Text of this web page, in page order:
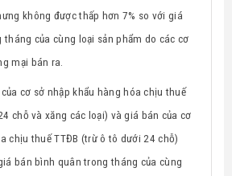
không được thấp hơn 7% so với giá
tháng của cùng loại sản phẩm do các cơ
mại bán ra.
cơ sở nhập khẩu hàng hóa chịu thuế
chỗ và xăng các loại) và giá bán của cơ
chịu thuế TTĐB (trừô tô dưới 24 chỗ)
bán bình quân trong tháng của cùng